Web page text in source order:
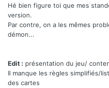
Hé bien figure toi que mes
version.
Par contre, on a les mêmes
démon...
Edit : présentation du jeu/
Il manque les règles simplifiés/
des cartes